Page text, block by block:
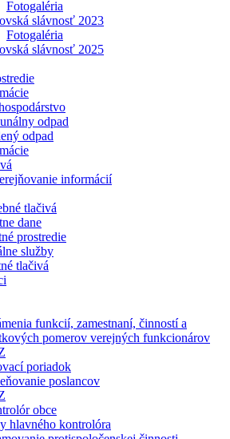
Fotogaléria
slávnosť 2023
Fotogaléria
slávnosť 2025
odpad
odpad
informácií
tlačivá
dane
prostredie
služby
tlačivá
funkcií, zamestnaní, činností a
pomerov verejných funkcionárov
poriadok
poslancov
obce
hlavného kontrolóra